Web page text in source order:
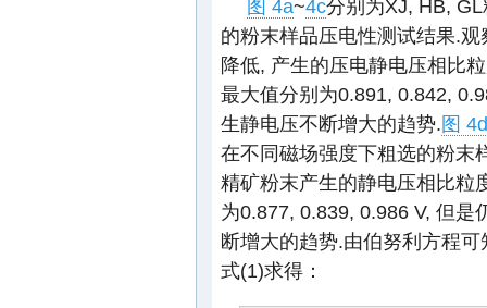
图 4a~4c分别为XJ, HB,
的粉末样品压电性测试结果.
降低, 产生的压电静电压相比
最大值分别为0.891, 0.842,
生静电压不断增大的趋势.图 4d
在不同磁场强度下粗选的粉末
精矿粉末产生的静电压相比粒
为0.877, 0.839, 0.986 V, 但是
断增大的趋势.由伯努利方程
式(1)求得：